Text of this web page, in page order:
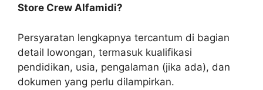
Store Crew Alfamidi?
Persyaratan lengkapnya tercantum di bagian
detail lowongan, termasuk kualifikasi
pendidikan, usia, pengalaman (jika ada), dan
dokumen yang perlu dilampirkan.